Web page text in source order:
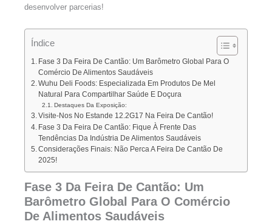
desenvolver parcerias!
Índice
Fase 3 Da Feira De Cantão: Um Barômetro Global Para O
Comércio De Alimentos Saudáveis
Wuhu Deli Foods: Especializada Em Produtos De Mel
Natural Para Compartilhar Saúde E Doçura
Destaques Da Exposição:
Visite-Nos No Estande 12.2G17 Na Feira De Cantão!
Fase 3 Da Feira De Cantão: Fique À Frente Das
Tendências Da Indústria De Alimentos Saudáveis
Considerações Finais: Não Perca A Feira De Cantão De
2025!
Fase 3 Da Feira De Cantão: Um
Barômetro Global Para O Comércio
De Alimentos Saudáveis